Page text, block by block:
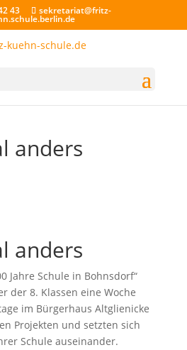
43 sekretariat@fritz-
anders
anders
Jahre Schule in Bohnsdorf“
der 8. Klassen eine Woche
im Bürgerhaus Altglienicke
Projekten und setzten sich
Schule auseinander.